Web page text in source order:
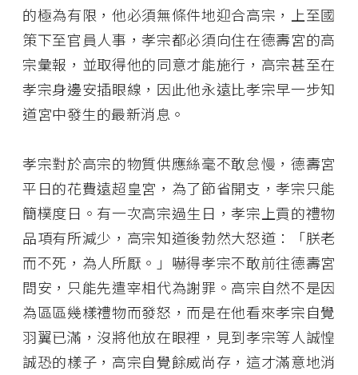
的極為有限，他必須無條件地迎合高宗，上至國
策下至官員人事，孝宗都必須向住在德壽宮的高
宗彙報，並取得他的同意才能施行，高宗甚至在
孝宗身邊安插眼線，因此他永遠比孝宗早一步知
道宮中發生的最新消息。
孝宗對於高宗的物質供應絲毫不敢怠慢，德壽宮
平日的花費遠超皇宮，為了節省開支，孝宗只能
簡樸度日。有一次高宗過生日，孝宗上貢的禮物
品項有所減少，高宗知道後勃然大怒道：「朕老
而不死，為人所厭。」嚇得孝宗不敢前往德壽宮
問安，只能先遣宰相代為謝罪。高宗自然不是因
為區區幾樣禮物而發怒，而是在他看來孝宗自覺
羽翼已滿，沒將他放在眼裡，見到孝宗等人誠惶
誠恐的樣子，高宗自覺餘威尚存，這才滿意地消